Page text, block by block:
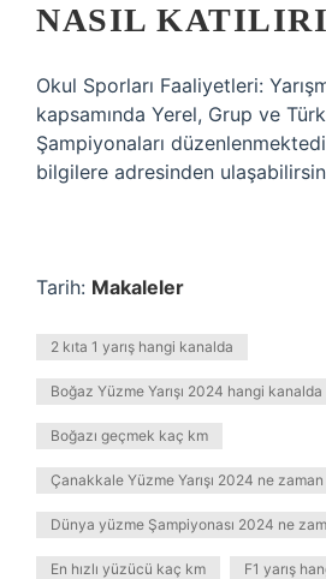
NASIL
Okul Sporları Faaliyetleri:
kapsamında Yerel, Grup ve
Şampiyonaları
bilgilere adresinden
Tarih: Makaleler
2 kıta 1 yarış hangi kanalda
Boğaz Yüzme Yarışı 2024 hangi kanalda
Boğazı geçmek kaç km
Çanakkale Yüzme Yarışı 2024 ne zaman
Dünya yüzme Şampiyonası 2024 ne
En hızlı yüzücü kaç km F1 yarış